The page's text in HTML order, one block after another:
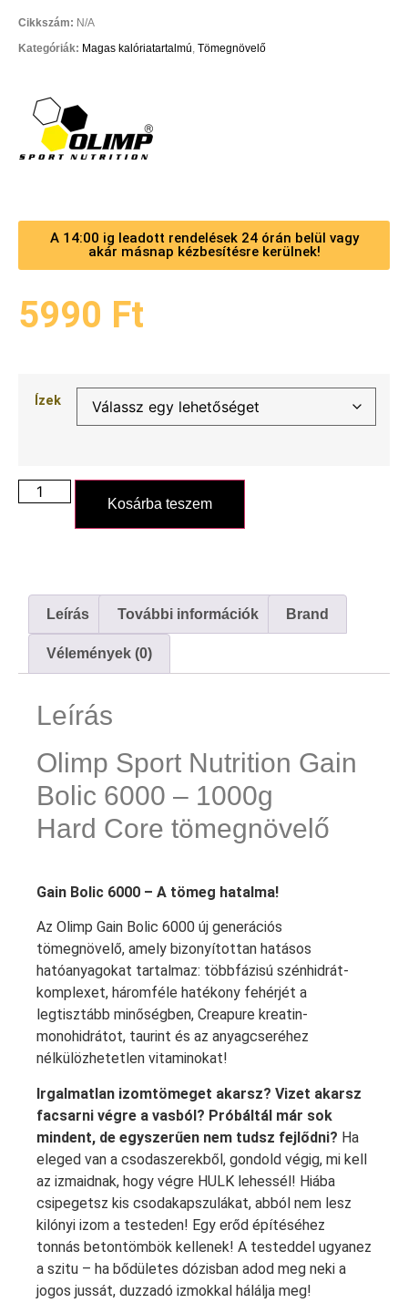
Cikkszám: N/A
Kategóriák: Magas kalóriatartalmú, Tömegnövelő
A 14:00 ig leadott rendelések 24 órán belül vagy
akár másnap kézbesítésre kerülnek!
5990 Ft
Ízek
Kosárba teszem
Leírás További információk Brand
Vélemények (0)
Leírás
Olimp Sport Nutrition Gain
Bolic 6000 – 1000g
Hard Core tömegnövelő
Gain Bolic 6000 – A tömeg hatalma!
Az Olimp Gain Bolic 6000 új generációs
tömegnövelő, amely bizonyítottan hatásos
hatóanyagokat tartalmaz: többfázisú szénhidrát-
komplexet, háromféle hatékony fehérjét a
legtisztább minőségben, Creapure kreatin-
monohidrátot, taurint és az anyagcseréhez
nélkülözhetetlen vitaminokat!
Irgalmatlan izomtömeget akarsz? Vizet akarsz
facsarni végre a vasból? Próbáltál már sok
mindent, de egyszerűen nem tudsz fejlődni? Ha
eleged van a csodaszerekből, gondold végig, mi kell
az izmaidnak, hogy végre HULK lehessél! Hiába
csipegetsz kis csodakapszulákat, abból nem lesz
kilónyi izom a testeden! Egy erőd építéséhez
tonnás betontömbök kellenek! A testeddel ugyanez
a szitu – ha bődületes dózisban adod meg neki a
jogos jussát, duzzadó izmokkal hálálja meg!